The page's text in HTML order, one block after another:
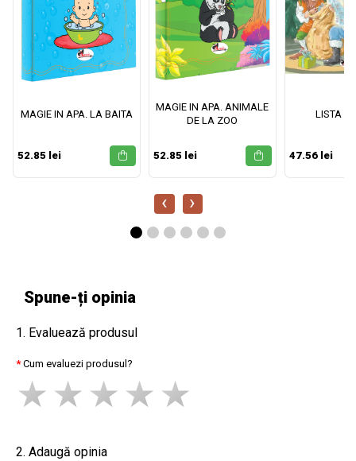
MAGIE IN APA. LA BAITA
52.85 lei
MAGIE IN APA. ANIMALE
DE LA ZOO
52.85 lei
LISTA
47.56 lei
‹ ›
Spune-ți opinia
1. Evaluează produsul
Cum evaluezi produsul?
2. Adaugă opinia